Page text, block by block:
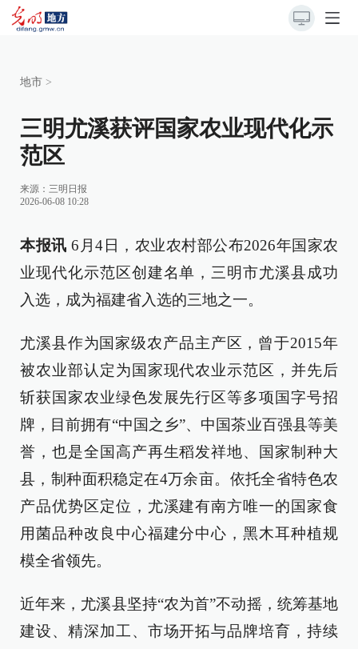
地市 >
三明尤溪获评国家农业现代化示
范区
来源： 三明日报
2026-06-08 10:28
本报讯 6月4日，农业农村部公布2026年国家农
业现代化示范区创建名单，三明市尤溪县成功
入选，成为福建省入选的三地之一。
尤溪县作为国家级农产品主产区，曾于2015年
被农业部认定为国家现代农业示范区，并先后
斩获国家农业绿色发展先行区等多项国字号招
牌，目前拥有“中国之乡”、中国茶业百强县等美
誉，也是全国高产再生稻发祥地、国家制种大
县，制种面积稳定在4万余亩。依托全省特色农
产品优势区定位，尤溪建有南方唯一的国家食
用菌品种改良中心福建分中心，黑木耳种植规
模全省领先。
近年来，尤溪县坚持“农为首”不动摇，统筹基地
建设、精深加工、市场开拓与品牌培育，持续